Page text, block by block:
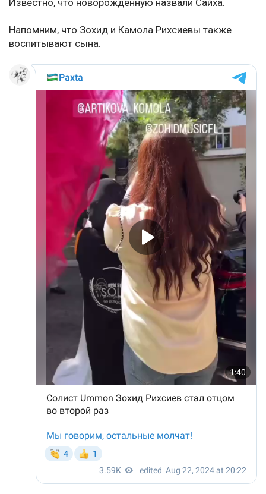
Известно, что новорожденную назвали Сайха.
Напомним, что Зохид и Камола Рихсиевы также
воспитывают сына.